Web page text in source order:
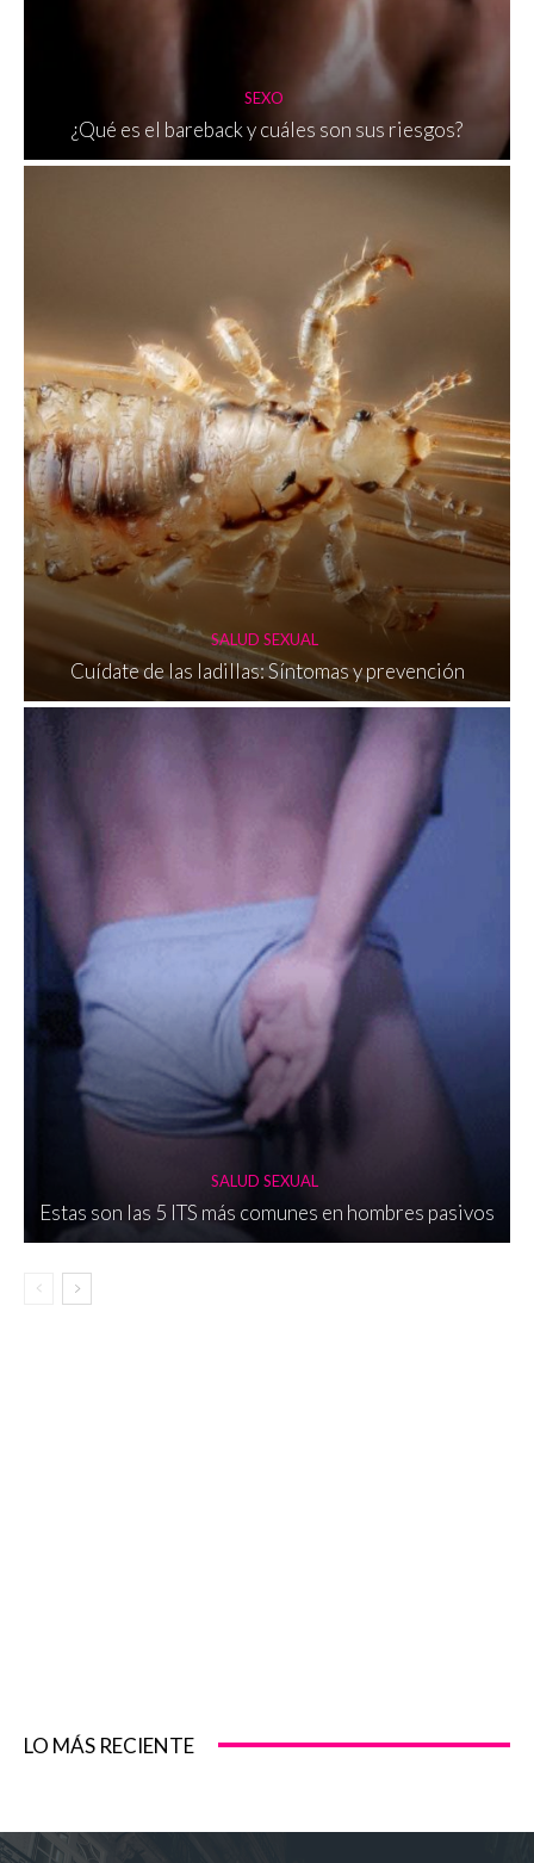
SEXO
¿Qué es el bareback y cuáles son sus riesgos?
SALUD SEXUAL
Cuídate de las ladillas: Síntomas y prevención
SALUD SEXUAL
Estas son las 5 ITS más comunes en hombres pasivos
LO MÁS RECIENTE